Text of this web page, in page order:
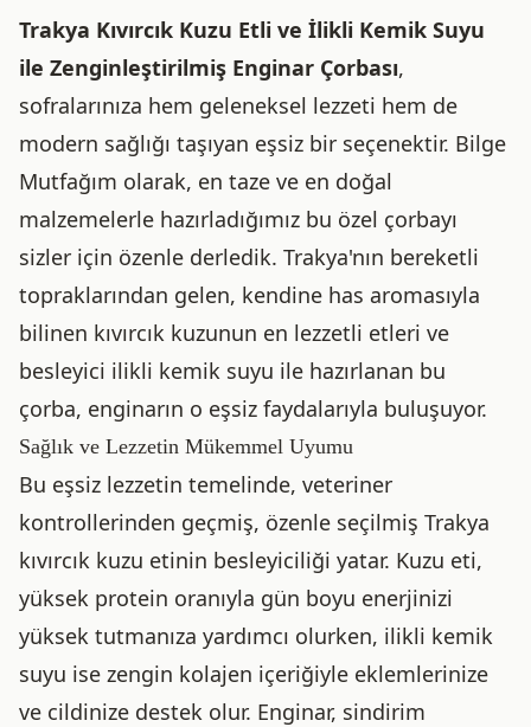
Trakya Kıvırcık Kuzu Etli ve İlikli Kemik Suyu
ile Zenginleştirilmiş Enginar Çorbası,
sofralarınıza hem geleneksel lezzeti hem de
modern sağlığı taşıyan eşsiz bir seçenektir. Bilge
Mutfağım olarak, en taze ve en doğal
malzemelerle hazırladığımız bu özel çorbayı
sizler için özenle derledik. Trakya'nın bereketli
topraklarından gelen, kendine has aromasıyla
bilinen kıvırcık kuzunun en lezzetli etleri ve
besleyici ilikli kemik suyu ile hazırlanan bu
çorba, enginarın o eşsiz faydalarıyla buluşuyor.
Sağlık ve Lezzetin Mükemmel Uyumu
Bu eşsiz lezzetin temelinde, veteriner
kontrollerinden geçmiş, özenle seçilmiş Trakya
kıvırcık kuzu etinin besleyiciliği yatar. Kuzu eti,
yüksek protein oranıyla gün boyu enerjinizi
yüksek tutmanıza yardımcı olurken, ilikli kemik
suyu ise zengin kolajen içeriğiyle eklemlerinize
ve cildinize destek olur. Enginar, sindirim